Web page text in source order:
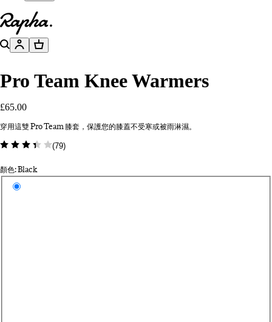
前往官網主頁
搜尋帳號 購物籃
Pro Team Knee Warmers
£65.00
穿用這雙 Pro Team 膝套，保護您的膝蓋不受寒或被雨淋濕。
(79)
顏色: Black
Select a colour